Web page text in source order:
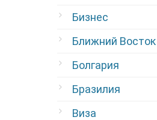
Бизнес
Ближний Восток
Болгария
Бразилия
Виза